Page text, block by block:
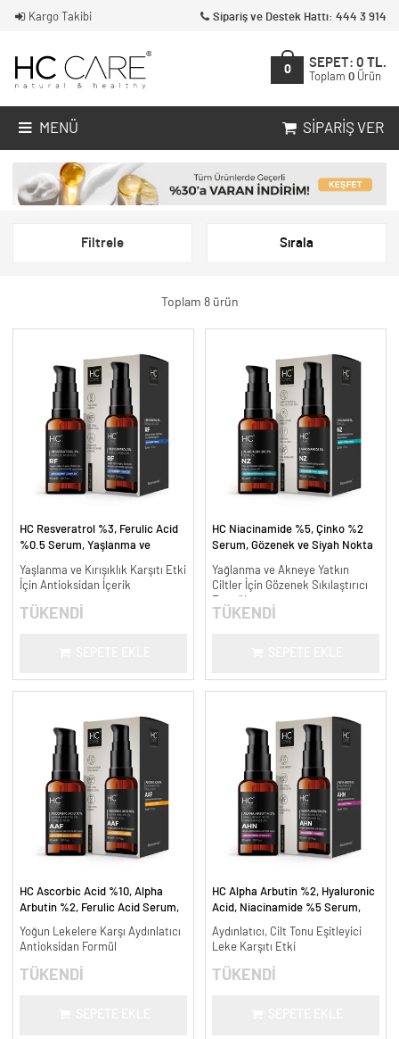
Kargo Takibi Sipariş ve Destek Hattı: 444 3 914
0
SEPET: 0 TL.
Toplam 0 Ürün
MENÜ SIPARIŞ VER
Filtrele Sırala
Toplam 8 ürün
HC Resveratrol %3, Ferulic Acid
%0.5 Serum, Yaşlanma ve
Yaşlanma ve Kırışıklık Karşıtı Etki
İçin Antioksidan İçerik
TÜKENDİ
HC Niacinamide %5, Çinko %2
Serum, Gözenek ve Siyah Nokta
30 ml.
Yağlanma ve Akneye Yatkın
Ciltler İçin Gözenek Sıkılaştırıcı
Formül
TÜKENDİ
HC Ascorbic Acid %10, Alpha
Arbutin %2, Ferulic Acid Serum,
ml.
Yoğun Lekelere Karşı Aydınlatıcı
Antioksidan Formül
TÜKENDİ
HC Alpha Arbutin %2, Hyaluronic
Acid, Niacinamide %5 Serum,
ml.
Aydınlatıcı, Cilt Tonu Eşitleyici
Leke Karşıtı Etki
TÜKENDİ